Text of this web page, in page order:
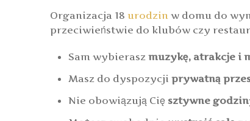
Organizacja 18 urodzin w domu do
przeciwieństwie do klubów czy
Sam wybierasz muzykę, atrakcje i
Masz do dyspozycji prywatną
Nie obowiązują Cię sztywne